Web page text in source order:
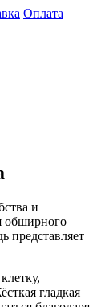
Оплата
и
обширного
представляет
гладкая